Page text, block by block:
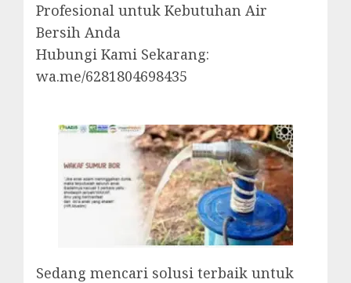
Profesional untuk Kebutuhan Air
Bersih Anda
Hubungi Kami Sekarang:
wa.me/6281804698435
Sedang mencari solusi terbaik untuk